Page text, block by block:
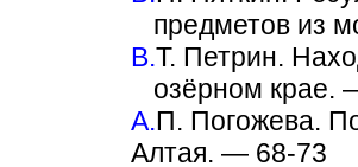
предметов из
В.Т. Петрин.
озёрном крае.
A.П. Погожева.
Алтая. — 68-73